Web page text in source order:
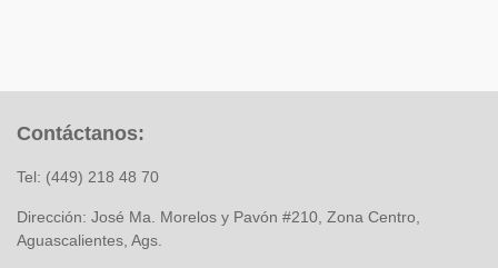
Contáctanos:
Tel: (449) 218 48 70
Dirección: José Ma. Morelos y Pavón #210, Zona Centro,
Aguascalientes, Ags.